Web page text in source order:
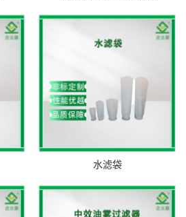
水滤袋